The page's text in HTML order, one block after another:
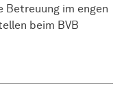
Betreuung im engen
beim BVB